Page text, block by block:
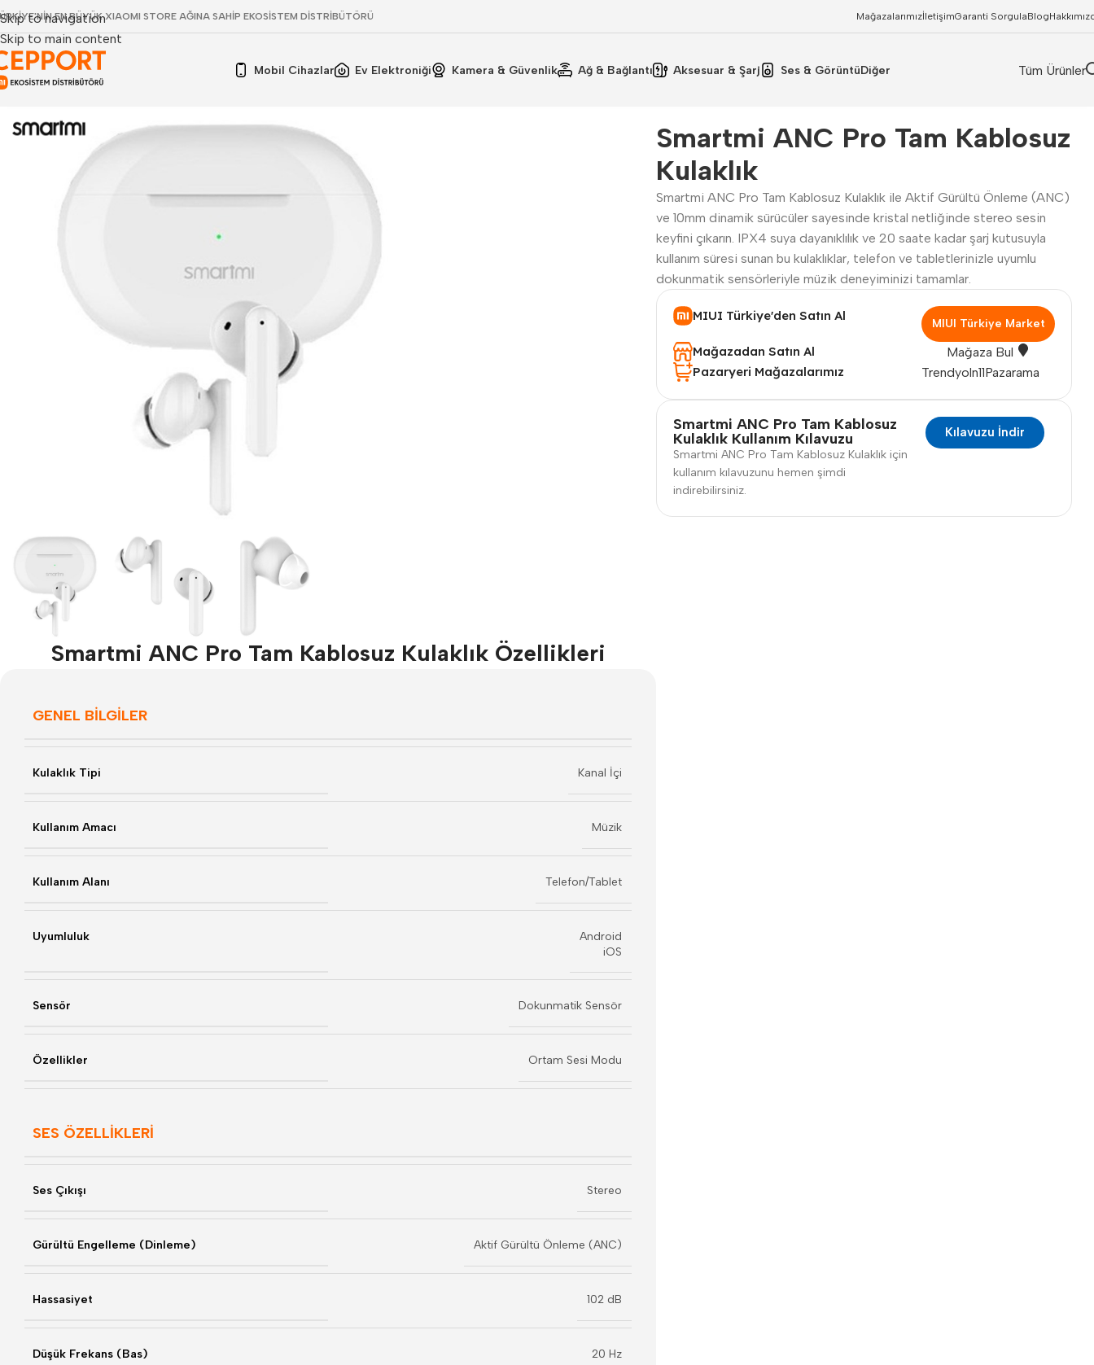
Skip to navigation
Skip to main content
EN BÜYÜK XIAOMI STORE AĞINA SAHİP EKOSİSTEM DİSTRİBÜTÖRÜ MağazalarımızİletişimGaranti SorgulaBlog
Mobil Cihazlar Ev Elektroniği Kamera & Güvenlik Ağ & Bağlantı Aksesuar & Şarj Ses & GörüntüDiğer Tüm Ürünler
Smartmi ANC Pro Tam Kablosuz Kulaklık
Smartmi ANC Pro Tam Kablosuz
Kulaklık
Smartmi ANC Pro Tam Kablosuz Kulaklık ile Aktif Gürültü Önleme (ANC)
ve 10mm dinamik sürücüler sayesinde kristal netliğinde stereo sesin
keyfini çıkarın. IPX4 suya dayanıklılık ve 20 saate kadar şarj kutusuyla
kullanım süresi sunan bu kulaklıklar, telefon ve tabletlerinizle uyumlu
dokunmatik sensörleriyle müzik deneyiminizi tamamlar.
MIUI Türkiye'den Satın Al
MIUI Türkiye Market
Mağazadan Satın Al
Mağaza Bul
Pazaryeri Mağazalarımız
Trendyoln11Pazarama
Smartmi ANC Pro Tam Kablosuz
Kulaklık Kullanım Kılavuzu
Smartmi ANC Pro Tam Kablosuz Kulaklık için
kullanım kılavuzunu hemen şimdi
indirebilirsiniz.
Kılavuzu İndir
Smartmi ANC Pro Tam Kablosuz Kulaklık Özellikleri
GENEL BİLGİLER
Kulaklık Tipi Kanal İçi
Kullanım Amacı Müzik
Kullanım Alanı Telefon/Tablet
Uyumluluk
Android
iOS
Sensör Dokunmatik Sensör
Özellikler Ortam Sesi Modu
SES ÖZELLİKLERİ
Ses Çıkışı Stereo
Gürültü Engelleme (Dinleme) Aktif Gürültü Önleme (ANC)
Hassasiyet 102 dB
Düşük Frekans (Bas) 20 Hz